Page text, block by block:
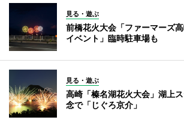
見る・遊ぶ
前橋花火大会「ファーマーズ
イベント」臨時駐車場も
見る・遊ぶ
高崎「榛名湖花火大会」湖上
念で「じぐろ京介」